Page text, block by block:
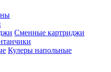
Сменные картриджи
Кулеры напольные